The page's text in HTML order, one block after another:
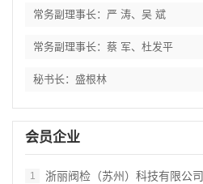
常务副理事长：严 涛、吴 斌
常务副理事长：蔡 军、杜发平
秘书长：盛根林
会员企业
1 浙丽阀检（苏州）科技有限公司